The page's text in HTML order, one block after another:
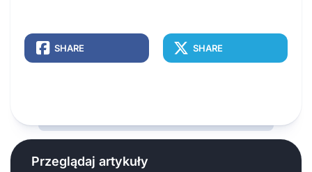
SHARE SHARE
Przeglądaj artykuły